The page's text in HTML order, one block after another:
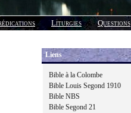
Liturgies
Questions
Liens
Bible à la Colombe
Bible Louis Segond 1910
Bible NBS
Bible Segond 21